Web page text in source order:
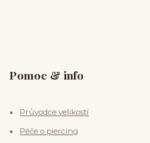
Pomoc & info
Průvodce velikostí
Péče o piercing